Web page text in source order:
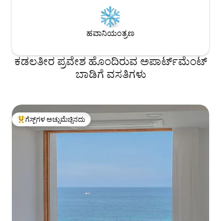
ಎಂಬುದನ್ನು ದಯವಿಟ್ಟು ಗಮನಿಸಿ (ವಿನಂತಿಯ
ಮೇರೆಗೆ ನಾವು ನಿಮಗೆ ಸಹಾಯ ಮಾಡುತ್ತೇವೆ.)
ಹವಾನಿಯಂತ್ರಣ
ಕಡಲತೀರ ಪ್ರವೇಶ ಹೊಂದಿರುವ ಅಪಾರ್ಟ್‌ಮೆಂಟ್
ಬಾಡಿಗೆ ವಸತಿಗಳು
ಗೆಸ್ಟ್‌ಗಳಿಗೆ ಅತಿ ಹೆಚ್ಚು ಅಚ್ಚುಮೆಚ್ಚಿನದು
ಗೆಸ್ಟ್‌ಗಳ ಅಚ್ಚುಮೆಚ್ಚಿನದು